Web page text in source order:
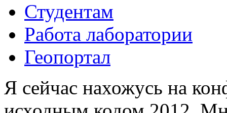
Студентам
Работа лаборатории
Геопортал
Я сейчас нахожусь на